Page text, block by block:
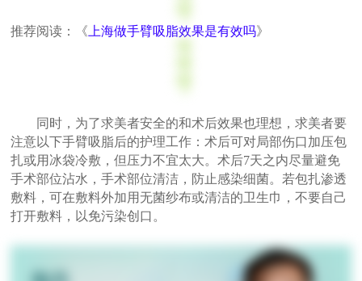
推荐阅读：《 上海做手臂吸脂效果是有效吗》
同时，为了求美者安全的和术后效果也理想，求美者要
注意以下手臂吸脂后的护理工作：术后可对局部伤口加压包
扎或用冰袋冷敷，但压力不宜太大。术后7天之内尽量避免
手术部位沾水，手术部位清洁，防止感染细菌。若包扎渗透
敷料，可在敷料外加用无菌纱布或清洁的卫生巾，不要自己
打开敷料，以免污染创口。